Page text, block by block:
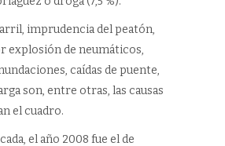
imprudencia del peatón,
explosión de neumáticos,
caídas de puente,
son, entre otras, las causas
el cuadro.
el año 2008 fue el de